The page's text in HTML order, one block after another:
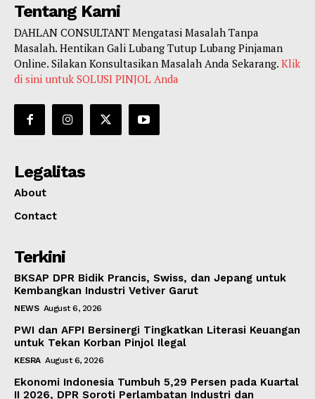
Tentang Kami
DAHLAN CONSULTANT Mengatasi Masalah Tanpa
Masalah. Hentikan Gali Lubang Tutup Lubang Pinjaman
Online. Silakan Konsultasikan Masalah Anda Sekarang. Klik
di sini untuk SOLUSI PINJOL Anda
Legalitas
About
Contact
Terkini
BKSAP DPR Bidik Prancis, Swiss, dan Jepang untuk
Kembangkan Industri Vetiver Garut
NEWS August 6, 2026
PWI dan AFPI Bersinergi Tingkatkan Literasi Keuangan
untuk Tekan Korban Pinjol Ilegal
KESRA August 6, 2026
Ekonomi Indonesia Tumbuh 5,29 Persen pada Kuartal
II 2026, DPR Soroti Perlambatan Industri dan